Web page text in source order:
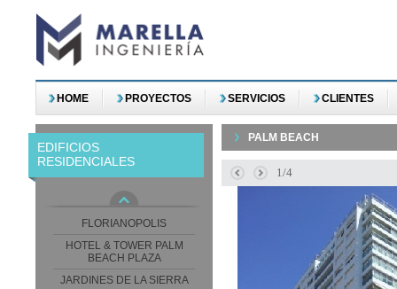
HOME PROYECTOS SERVICIOS CLIENTES
EDIFICIOS
RESIDENCIALES
VIRREY
EDIFICIO AZUL
EDIFICIO COLONIA
EDIFICIO DIAGONAL - PLAN
FENIX
EDIFICIO GRAND
EDIFICIO PUERTO
NAUTILUS
EDIFICIO RIVERA Y LIDO
EDIFICIO SIGLO XXI
FLORIANOPOLIS
HOTEL & TOWER PALM
BEACH PLAZA
JARDINES DE LA SIERRA
PALM BEACH
1/4